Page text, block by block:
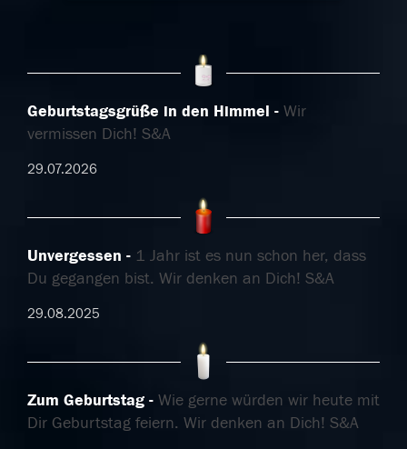
Geburtstagsgrüße in den Himmel
Wir
vermissen Dich! S&A
29.07.2026
Unvergessen
1 Jahr ist es nun schon her, dass
Du gegangen bist. Wir denken an Dich! S&A
29.08.2025
Zum Geburtstag
Wie gerne würden wir heute mit
Dir Geburtstag feiern. Wir denken an Dich! S&A